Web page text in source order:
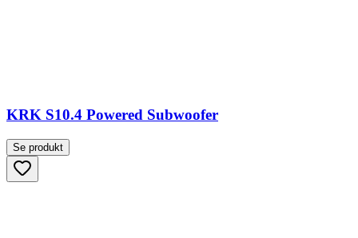
KRK S10.4 Powered Subwoofer
Se produkt